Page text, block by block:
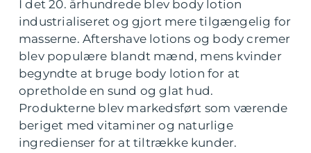
I det 20. århundrede blev body lotion
industrialiseret og gjort mere tilgængelig for
masserne. Aftershave lotions og body cremer
blev populære blandt mænd, mens kvinder
begyndte at bruge body lotion for at
opretholde en sund og glat hud.
Produkterne blev markedsført som værende
beriget med vitaminer og naturlige
ingredienser for at tiltrække kunder.